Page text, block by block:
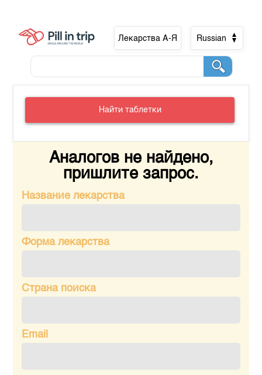
Лекарства А-Я Russian
Найти таблетки
Аналогов не найдено,
пришлите запрос.
Название лекарства
Форма лекарства
Страна поиска
Email